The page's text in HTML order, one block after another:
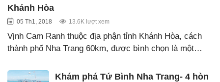
Khánh Hòa
05 Th1, 2018 13.6K lượt xem
Vịnh Cam Ranh thuộc địa phận tỉnh Khánh Hòa, cách
thành phố Nha Trang 60km, được bình chọn là một…
Khám phá Tứ Bình Nha Trang- 4 hòn